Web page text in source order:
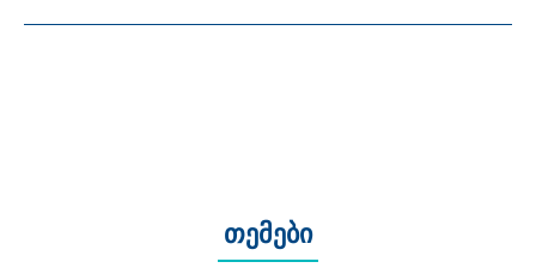
თემები